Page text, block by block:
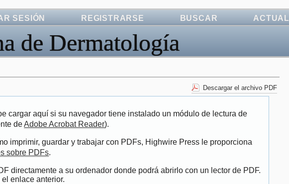
de Dermatología
SESIÓN REGISTRARSE BUSCAR ACTUAL
Descargar el archivo PDF
cargar aquí si su navegador tiene instalado un módulo de lectura de
deAdobe Acrobat Reader).
imprimir, guardar y trabajar con PDFs, Highwire Press le proporciona
sobre PDFs.
directamente a su ordenador donde podrá abrirlo con un lector de PDF.
enlace anterior.